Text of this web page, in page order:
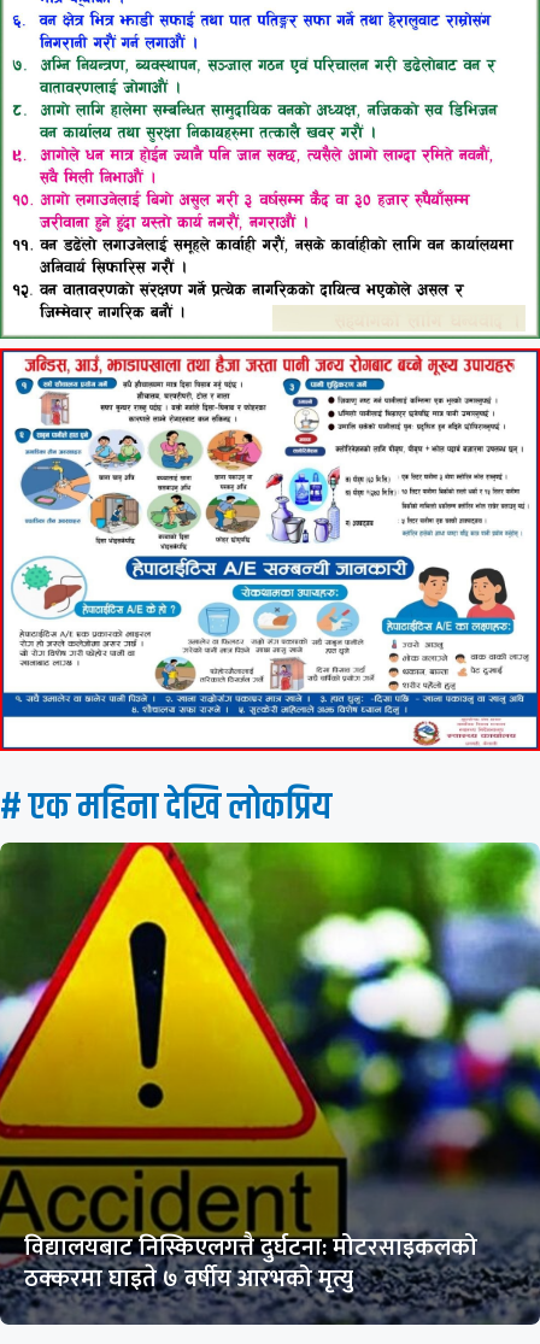
# एक महिना देखि लाेकप्रिय
विद्यालयबाट निस्किएलगत्तै दुर्घटना: मोटरसाइकलको
ठक्करमा घाइते ७ वर्षीय आरभको मृत्यु